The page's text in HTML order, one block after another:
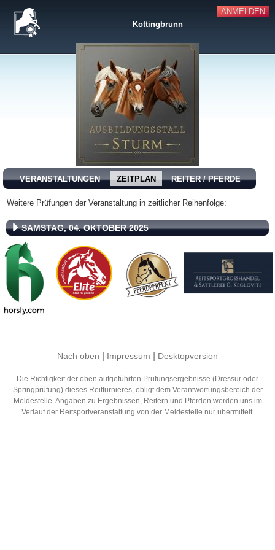
ANMELDEN
Kottingbrunn
VERANSTALTUNGEN ZEITPLAN REITER / PFERDE
Weitere Prüfungen der Veranstaltung in zeitlicher Reihenfolge:
SAMSTAG, 04. OKTOBER 2025
Nach oben Impressum Desktopversion
Die Richtigkeit der oben aufgeführten Prüfungsergebnisse (Dressur oder
Springprüfung) dieses Reitturnieres, obligt dem Verantwortungsbereich der
Meldestelle. Angaben zu Ergebnissen, Reitern und Pferden werden uns im
Verlauf der Reitsportveranstaltung von der Meldestelle nur übermittelt.